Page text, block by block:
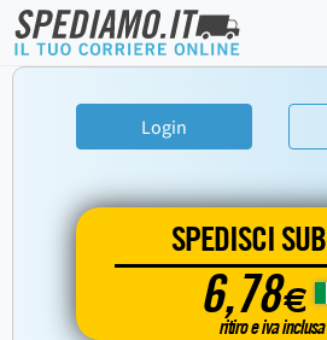
Login
SPEDISCI
6,78€
ritiro e iva inclusa